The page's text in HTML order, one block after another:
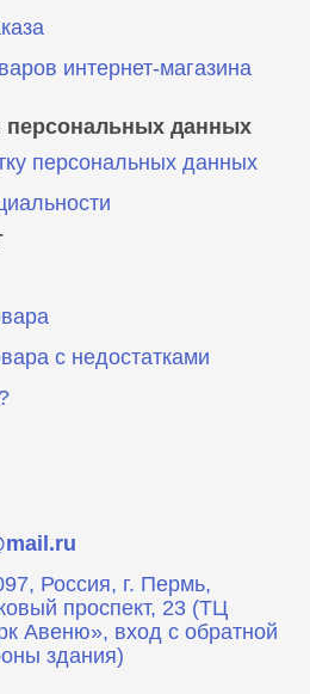
интернет-магазина
персональных данных
персональных данных
с недостатками
Россия, г. Пермь,
проспект, 23 (ТЦ
Авеню», вход с обратной
здания)